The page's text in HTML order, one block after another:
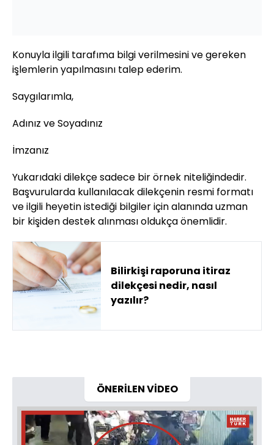
Konuyla ilgili tarafıma bilgi verilmesini ve gereken
işlemlerin yapılmasını talep ederim.
Saygılarımla,
Adınız ve Soyadınız
İmzanız
Yukarıdaki dilekçe sadece bir örnek niteliğindedir.
Başvurularda kullanılacak dilekçenin resmi formatı
ve ilgili heyetin istediği bilgiler için alanında uzman
bir kişiden destek alınması oldukça önemlidir.
Bilirkişi raporuna itiraz
dilekçesi nedir, nasıl
yazılır?
ÖNERİLEN VİDEO